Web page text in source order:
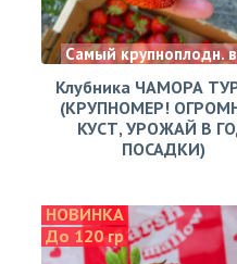
Самый крупноплодн.
Клубника ЧАМОРА
(КРУПНОМЕР!
КУСТ, УРОЖАЙ В
ПОСАДКИ)
НОВИНКА
До 120 гр